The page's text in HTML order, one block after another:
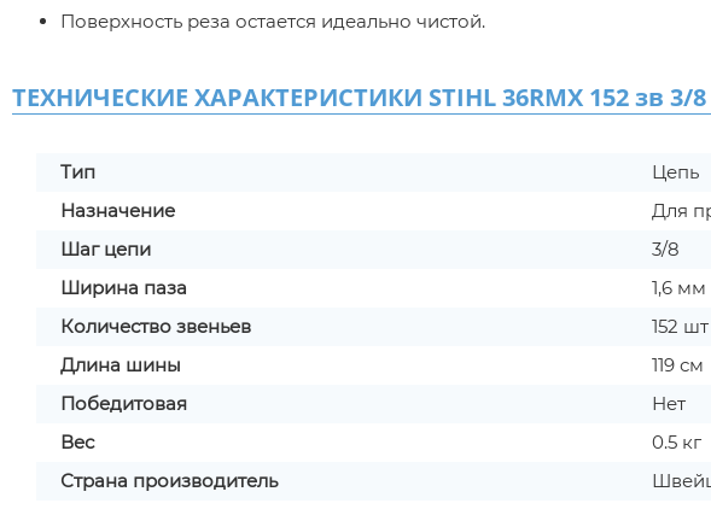
Поверхность реза остается идеально чистой.
ТЕХНИЧЕСКИЕ ХАРАКТЕРИСТИКИ STIHL 36RMX 152 зв 3/8
Тип
Цепь
Назначение
Для
Шаг цепи
3/8
Ширина паза
1,6 мм
Количество звеньев
152 шт
Длина шины
119 см
Победитовая
Нет
Вес
0.5 кг
Страна производитель